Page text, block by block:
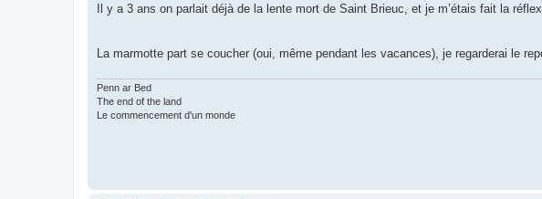
s
t
Il y a 3 ans on parlait déjà de la lente mort de Saint Brieuc, et je m’étais fait la
La marmotte part se coucher (oui, même pendant les vacances), je regarderai le
Penn ar Bed
The end of the land
Le commencement d'un monde